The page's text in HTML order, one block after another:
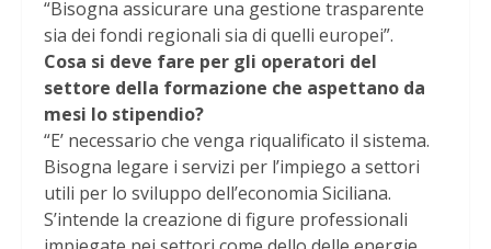
“Bisogna assicurare una gestione trasparente
sia dei fondi regionali sia di quelli europei”.
Cosa si deve fare per gli operatori del
settore della formazione che aspettano da
mesi lo stipendio?
“E’ necessario che venga riqualificato il sistema.
Bisogna legare i servizi per l’impiego a settori
utili per lo sviluppo dell’economia Siciliana.
S’intende la creazione di figure professionali